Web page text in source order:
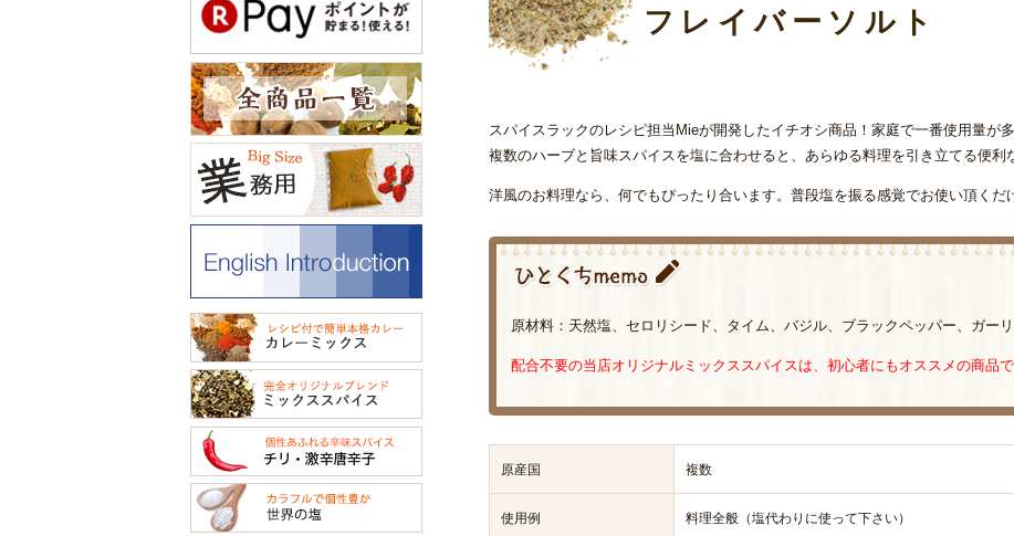
フレイバーソルト
スパイスラックのレシピ担当Mieが開発したイチオシ商品！家庭で一番使用量が
複数のハーブと旨味スパイスを塩に合わせると、あらゆる料理を引き立てる便利
洋風のお料理なら、何でもぴったり合います。普段塩を振る感覚でお使い頂くだ
原材料：天然塩、セロリシード、タイム、バジル、ブラックペッパー、ガー
配合不要の当店オリジナルミックススパイスは、初心者にもオススメの商品で
原産国 複数
使用例 料理全般（塩代わりに使って下さい）